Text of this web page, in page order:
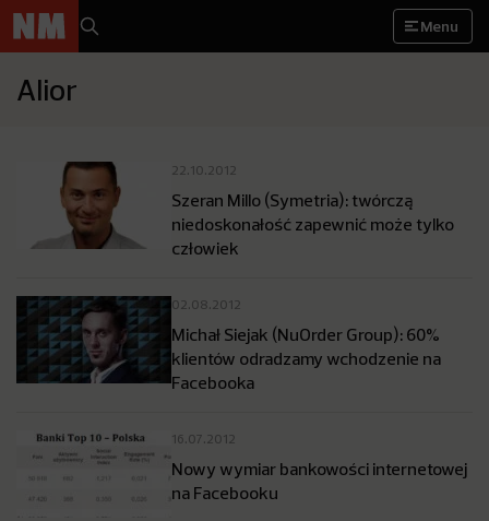
Menu
Alior
22.10.2012
Szeran Millo (Symetria): twórczą
niedoskonałość zapewnić może tylko
człowiek
02.08.2012
Michał Siejak (NuOrder Group): 60%
klientów odradzamy wchodzenie na
Facebooka
16.07.2012
Nowy wymiar bankowości internetowej
na Facebooku